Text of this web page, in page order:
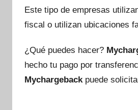
Este tipo de empresas
fiscal o utilizan ubicaciones
¿Qué puedes hacer?
hecho tu pago por
Mychargebackpuede